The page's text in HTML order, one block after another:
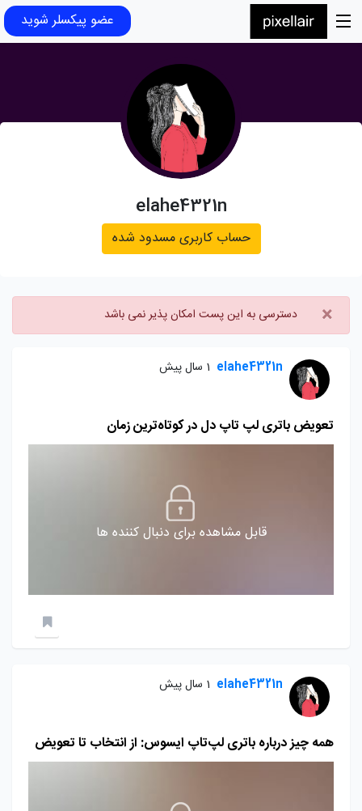
عضو پیکسلر شوید
elahe4321n
حساب کاربری مسدود شده
× دسترسی به این پست امکان پذیر نمی باشد
elahe4321n 1 سال پیش
تعویض باتری لپ تاپ دل در کوتاه‌ترین زمان
قابل مشاهده برای دنبال کننده ها
elahe4321n 1 سال پیش
همه چیز درباره باتری لپ‌تاپ ایسوس: از انتخاب تا تعویض